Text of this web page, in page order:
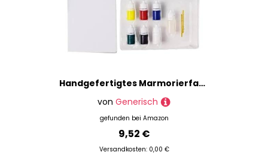
Handgefertigtes Marmorierfarben-Kunst-Set, Malen auf Wasser für Kinder, Weihnachten, Erntedankfest, Osterferien und Mädchen im Alter von 6 7 8 9 10 Jahren
von Generisch
gefunden bei Amazon
9,52 €
Versandkosten: 0,00 €